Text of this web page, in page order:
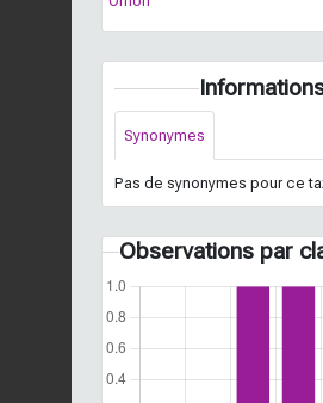
Synonymes
Pas de synonymes pour ce
Observations par